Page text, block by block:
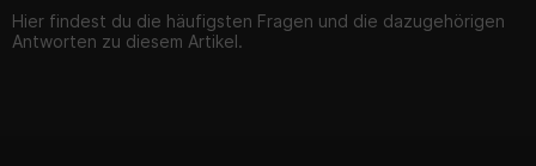
Hier findest du die häufigsten Fragen und die dazugehörigen
Antworten zu diesem Artikel.